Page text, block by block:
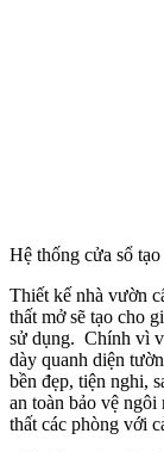
Hệ thống cửa sổ
Thiết kế nhà vườn
thất mở sẽ tạo cho
sử dụng. Chính vì
dày quanh diện
bền đẹp, tiện nghi,
an toàn bảo vệ
thất các phòng với